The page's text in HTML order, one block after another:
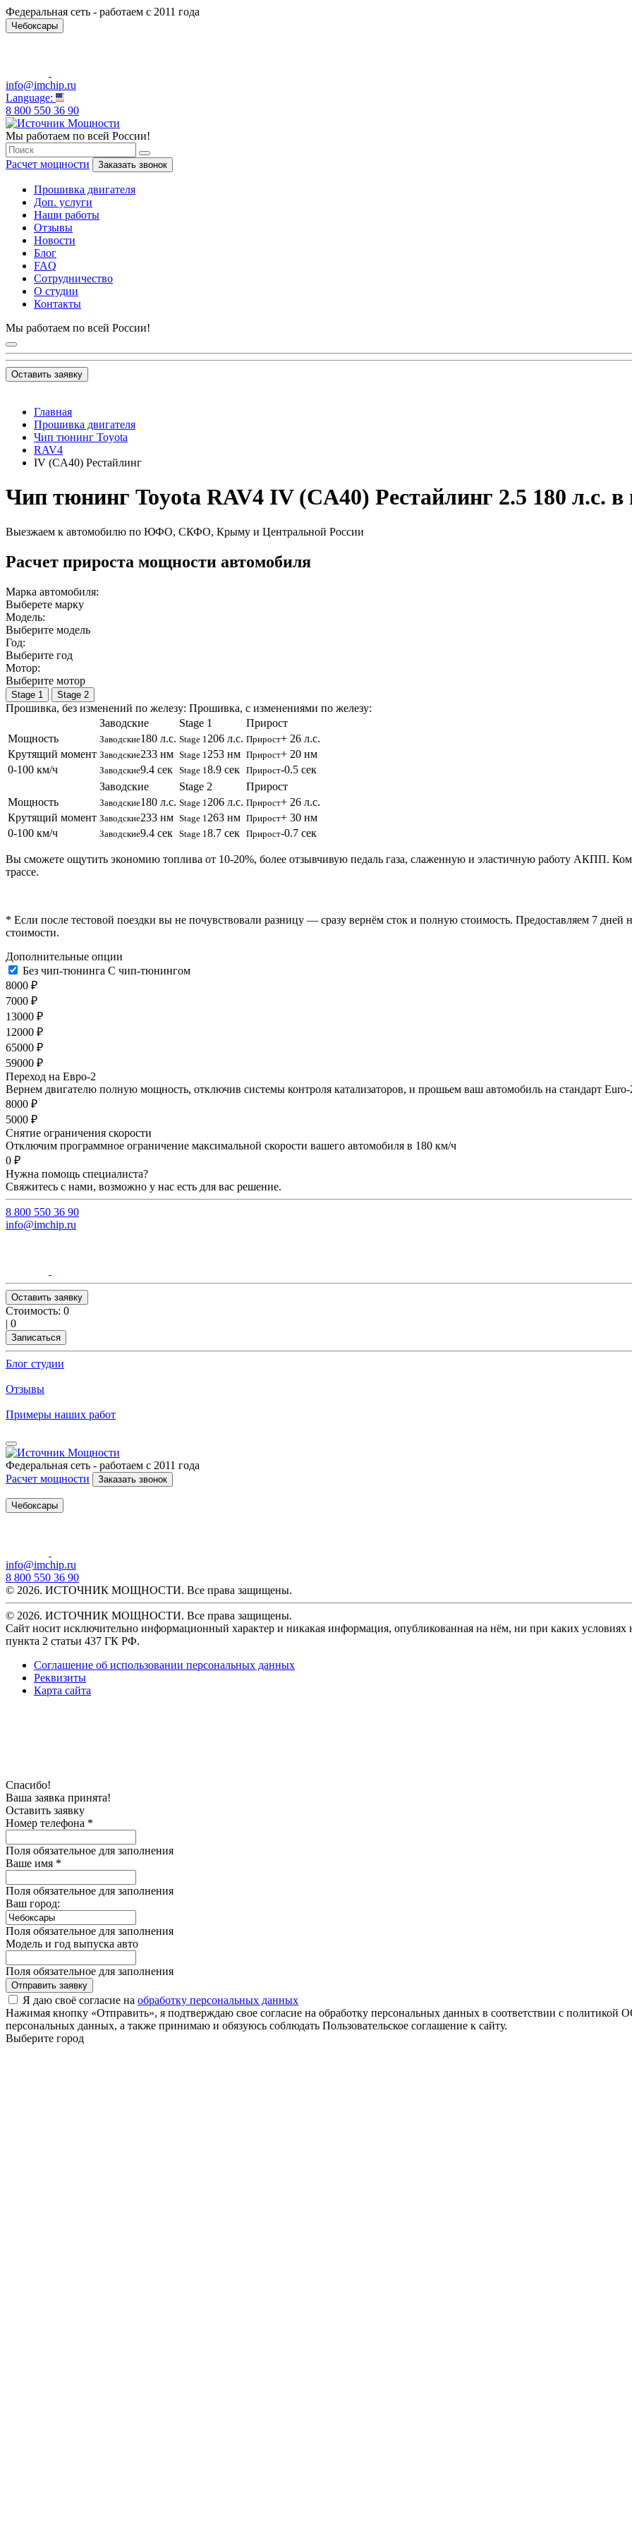
Федеральная сеть - работаем с 2011 года
Чебоксары
info@imchip.ru
Language:
8 800 550 36 90
Мы работаем по всей России!
Расчет мощности Заказать звонок
Прошивка двигателя
Доп. услуги
Наши работы
Отзывы
Новости
Блог
FAQ
Сотрудничество
О студии
Контакты
Мы работаем по всей России!
Оставить заявку
Главная
Прошивка двигателя
Чип тюнинг Toyota
RAV4
IV (CA40) Рестайлинг
Чип тюнинг Toyota RAV4 IV (CA40) Рестайлинг 2.5 180 л.с. в
Выезжаем к автомобилю по ЮФО, СКФО, Крыму и Центральной России
Расчет прироста мощности автомобиля
Марка автомобиля:
Выберете марку
Модель:
Выберите модель
Год:
Выберите год
Мотор:
Выберите мотор
Stage 1 Stage 2
Прошивка, без изменений по железу: Прошивка, c изменениями по железу:
Заводские
Stage 1
Прирост
Мощность
Заводские180 л.с. Stage 1 206 л.с. Прирост+ 26 л.с.
Крутящий момент Заводские233 нм Stage 1 253 нм Прирост+ 20 нм
0-100 км/ч
Заводские9.4 сек Stage 1 8.9 сек Прирост-0.5 сек
Заводские
Stage 2
Прирост
Мощность
Заводские180 л.с. Stage 1 206 л.с. Прирост+ 26 л.с.
Крутящий момент Заводские233 нм Stage 1 263 нм Прирост+ 30 нм
0-100 км/ч
Заводские9.4 сек Stage 1 8.7 сек Прирост-0.7 сек
Вы сможете ощутить экономию топлива от 10-20%, более отзывчивую педаль газа, слаженную и эластичную работу АКПП.
трассе.
* Если после тестовой поездки вы не почувствовали разницу — сразу вернём сток и полную стоимость. Предоставляем 7 дней
стоимости.
Дополнительные опции
Без чип-тюнинга С чип-тюнингом
8000 ₽
7000 ₽
13000 ₽
12000 ₽
65000 ₽
59000 ₽
Переход на Евро-2
Вернем двигателю полную мощность, отключив системы контроля катализаторов, и прошьем ваш автомобиль на стандарт Euro-
8000 ₽
5000 ₽
Снятие ограничения скорости
Отключим программное ограничение максимальной скорости вашего автомобиля в 180 км/ч
0 ₽
Нужна помощь специалиста?
Свяжитесь с нами, возможно у нас есть для вас решение.
8 800 550 36 90
info@imchip.ru
Оставить заявку
Стоимость: 0
| 0
Записаться
Блог студии
Отзывы
Примеры наших работ
Федеральная сеть - работаем с 2011 года
Расчет мощности
Заказать звонок
Чебоксары
info@imchip.ru
8 800 550 36 90
© 2026. ИСТОЧНИК МОЩНОСТИ. Все права защищены.
© 2026. ИСТОЧНИК МОЩНОСТИ. Все права защищены.
Сайт носит исключительно информационный характер и никакая информация, опубликованная на нём, ни при каких
пункта 2 статьи 437 ГК РФ.
Соглашение об использовании персональных данных
Реквизиты
Карта сайта
Спасибо!
Ваша заявка принята!
Оставить заявку
Номер телефона *
Поля обязательное для заполнения
Ваше имя *
Поля обязательное для заполнения
Ваш город:
Поля обязательное для заполнения
Модель и год выпуска авто
Поля обязательное для заполнения
Отправить заявку
Я даю своё согласие на обработку персональных данных
Нажимая кнопку «Отправить», я подтверждаю свое согласие на обработку персональных данных в соответствии с
персональных данных, а также принимаю и обязуюсь соблюдать Пользовательское соглашение к сайту.
Выберите город